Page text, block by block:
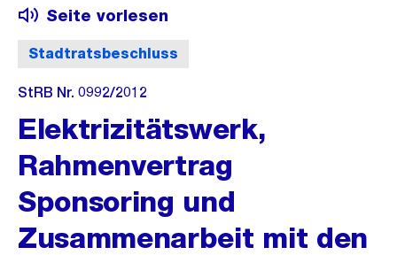
Stadtratsbeschluss
Seite vorlesen
StRB Nr. 0992/2012
Elektrizitätswerk,
Rahmenvertrag
Sponsoring und
Zusammenarbeit mit den